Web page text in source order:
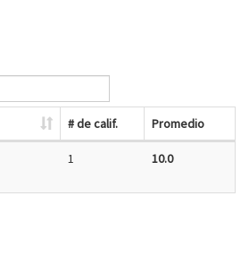
# de calif. Promedio
1 10.0